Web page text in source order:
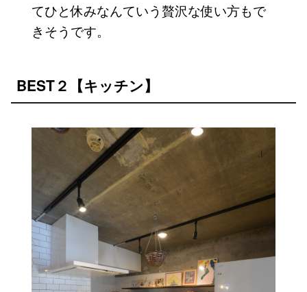
てひと休みなんていう贅沢な使い方もで
きそうです。
BEST２【キッチン】